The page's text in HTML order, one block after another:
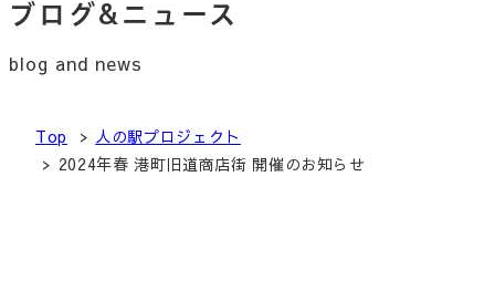
ブログ&ニュース
blog and news
Top
人の駅プロジェクト
2024年春 港町旧道商店街 開催のお知らせ